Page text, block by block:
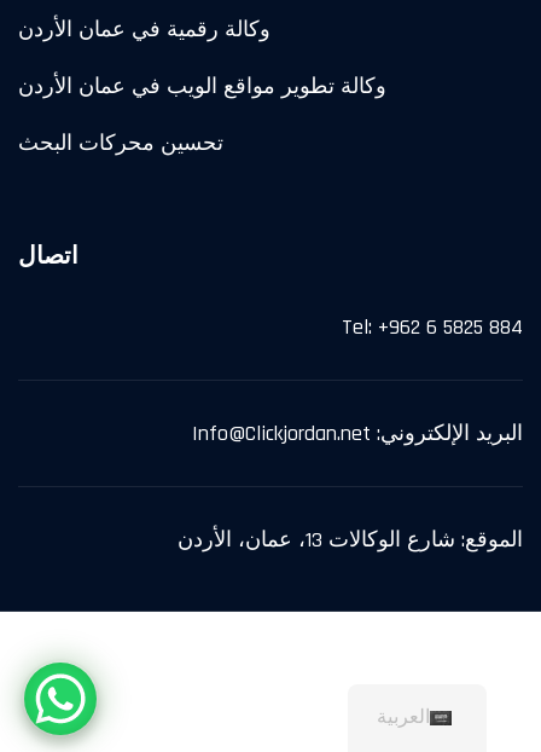
وكالة رقمية في عمان الأردن
وكالة تطوير مواقع الويب في عمان الأردن
تحسين محركات البحث
اتصال
Tel: +962 6 5825 884
البريد الإلكتروني: Info@Clickjordan.net
الموقع: شارع الوكالات 13، عمان، الأردن
العربية